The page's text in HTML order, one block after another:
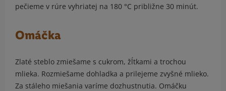
pečieme v rúre vyhriatej na 180 °C približne 30 minút.
Omáčka
Zlaté steblo zmiešame s cukrom, žĺtkami a trochou
mlieka. Rozmiešame dohladka a prilejeme zvyšné mlieko.
Za stáleho miešania varíme dozhustnutia. Omáčku